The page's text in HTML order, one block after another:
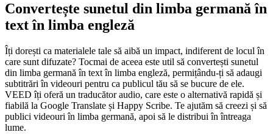
Convertește sunetul din limba germană în
text în limba engleză
Îți dorești ca materialele tale să aibă un impact, indiferent de locul în
care sunt difuzate? Tocmai de aceea este util să convertești sunetul
din limba germană în text în limba engleză, permițându-ți să adaugi
subtitrări în videouri pentru ca publicul tău să se bucure de ele.
VEED îți oferă un traducător audio, care este o alternativă rapidă și
fiabilă la Google Translate și Happy Scribe. Te ajutăm să creezi și să
publici videouri în limba germană, apoi să le distribui în întreaga
lume.